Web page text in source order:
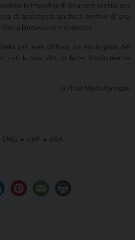
le impediva di rimanere eretta, era
di assistenza anche a motivo di una
la limitava nei movimenti.
per aver diffuso tra noi la gioia del
con la sua vita, la forza trasformante
sr Anna Maria Parenzan
ENG • ESP • FRA